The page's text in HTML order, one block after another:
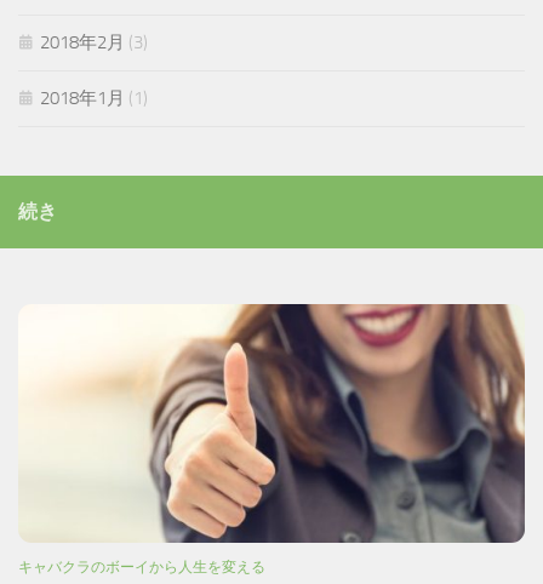
2018年2月 (3)
2018年1月 (1)
続き
キャバクラのボーイから人生を変える